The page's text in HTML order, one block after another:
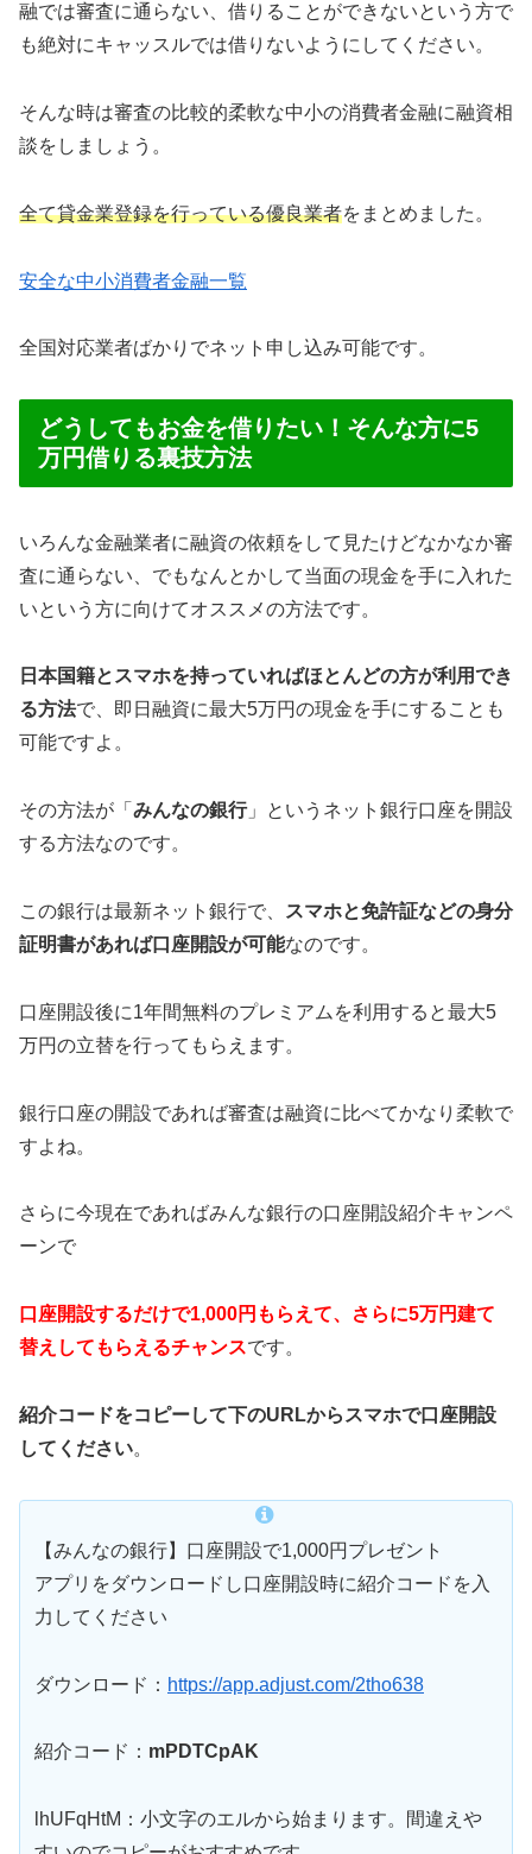
融では審査に通らない、借りることができないという方で
も絶対にキャッスルでは借りないようにしてください。
そんな時は審査の比較的柔軟な中小の消費者金融に融資相
談をしましょう。
全て貸金業登録を行っている優良業者をまとめました。
安全な中小消費者金融一覧
全国対応業者ばかりでネット申し込み可能です。
どうしてもお金を借りたい！そんな方に5
万円借りる裏技方法
いろんな金融業者に融資の依頼をして見たけどなかなか審
査に通らない、でもなんとかして当面の現金を手に入れた
いという方に向けてオススメの方法です。
日本国籍とスマホを持っていればほとんどの方が利用でき
る方法で、即日融資に最大5万円の現金を手にすることも
可能ですよ。
その方法が「 みんなの銀行」というネット銀行口座を開設
する方法なのです。
この銀行は最新ネット銀行で、
スマホと免許証などの身分
証明書があれば口座開設が可能なのです。
口座開設後に1年間無料のプレミアムを利用すると最大5
万円の立替を行ってもらえます。
銀行口座の開設であれば審査は融資に比べてかなり柔軟で
すよね。
さらに今現在であればみんな銀行の口座開設紹介キャンペ
ーンで
口座開設するだけで1,000円もらえて、さらに5万円建て
替えしてもらえるチャンスです。
紹介コードをコピーして下のURLからスマホで口座開設
してください。
【みんなの銀行】口座開設で1,000円プレゼント
アプリをダウンロードし口座開設時に紹介コードを入
力してください
ダウンロード： https://app.adjust.com/2tho638
紹介コード： mPDTCpAK
lhUFqHtM：小文字のエルから始まります。間違えや